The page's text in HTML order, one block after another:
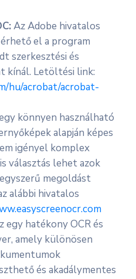
Az Adobe hivatalos
el a program
szerkesztési és
kínál. Letöltési link:
hu/acrobat/acrobat-
könnyen használható
alapján képes
igényel komplex
választás lehet azok
megoldást
alábbi hivatalos
egy hatékony OCR és
amely különösen
és akadálymentes